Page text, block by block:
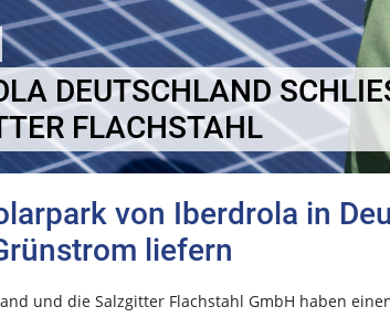
DEUTSCHLAND
FLACHSTAHL
von Iberdrola in
liefern
und die Salzgitter Flachstahl GmbH haben